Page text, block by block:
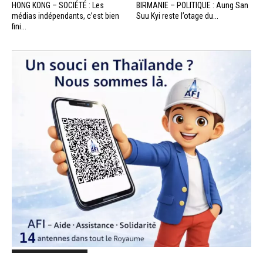
HONG KONG – SOCIÉTÉ : Les
médias indépendants, c’est bien
fini...
BIRMANIE – POLITIQUE : Aung San
Suu Kyi reste l’otage du...